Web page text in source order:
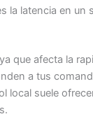
la latencia en un
que afecta la
a tus
local suele